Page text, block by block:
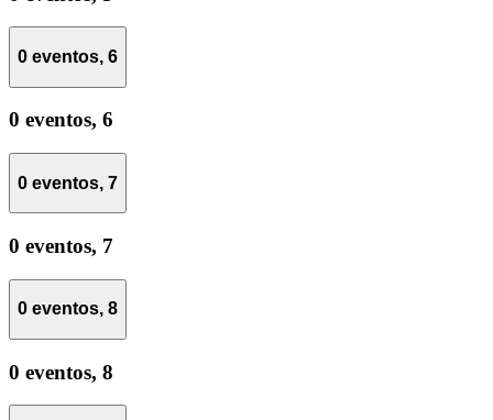
0 eventos, 6
0 eventos, 6
0 eventos, 7
0 eventos, 7
0 eventos, 8
0 eventos, 8